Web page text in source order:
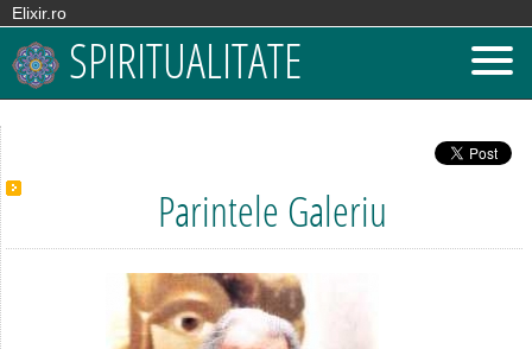
Elixir.ro
SPIRITUALITATE
Parintele Galeriu